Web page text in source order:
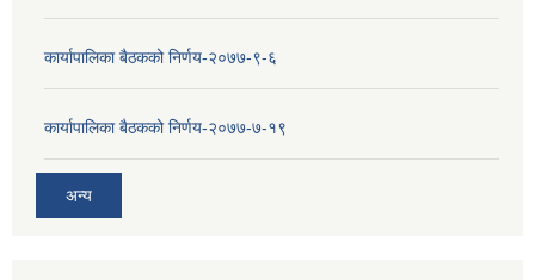
कार्यापालिका बैठकको निर्णय-२०७७-९-६
कार्यापालिका बैठकको निर्णय-२०७७-७-१९
अन्य